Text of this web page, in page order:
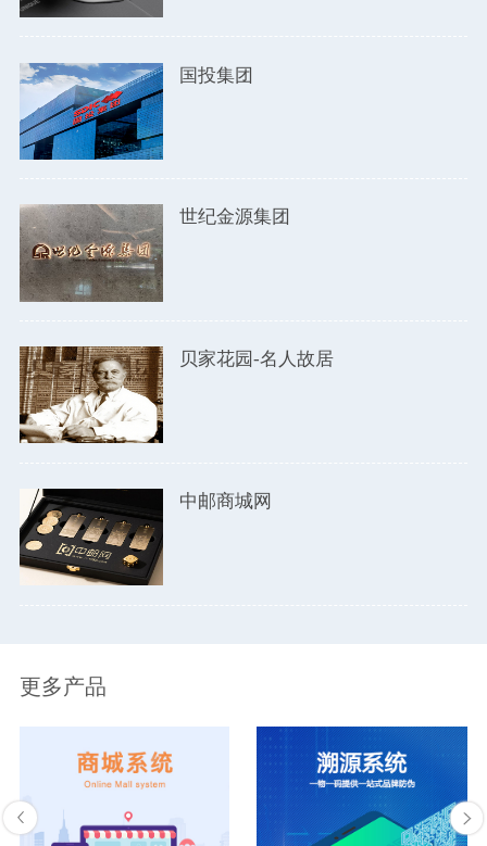
国投集团
世纪金源集团
贝家花园-名人故居
中邮商城网
更多产品